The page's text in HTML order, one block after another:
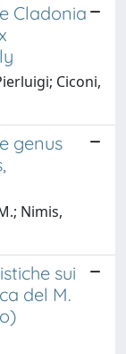
Cladonia
Ciconi,
genus
Nimis,
sui
del M.